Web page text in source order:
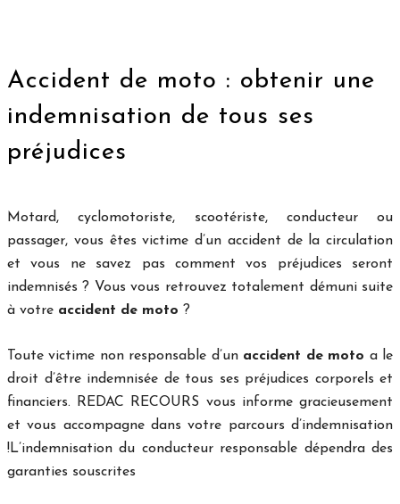
Accident de moto : obtenir une
indemnisation de tous ses
préjudices
Motard, cyclomotoriste, scootériste, conducteur ou
passager, vous êtes victime d’un accident de la circulation
et vous ne savez pas comment vos préjudices seront
indemnisés ? Vous vous retrouvez totalement démuni suite
à votre accident de moto ?
Toute victime non responsable d’un accident de moto a le
droit d’être indemnisée de tous ses préjudices corporels et
financiers. REDAC RECOURS vous informe gracieusement
et vous accompagne dans votre parcours d’indemnisation
!L’indemnisation du conducteur responsable dépendra des
garanties souscrites